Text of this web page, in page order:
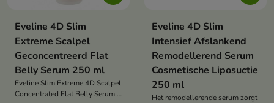
Eveline 4D Slim
Extreme Scalpel
Geconcentreerd Flat
Belly Serum 250 ml
Eveline Slim Extreme 4D Scalpel
Concentrated Flat Belly Serum –
Eveline 4D Slim
Intensief Afslankend
Remodellerend Serum
Cosmetische Liposuctie
250 ml
Het remodellerende serum zorgt